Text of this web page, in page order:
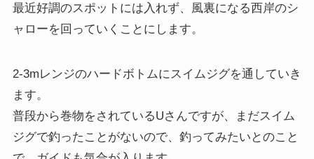
最近好調のスポットには入れず、風裏になる西岸のシ
ャローを回っていくことにします。
2-3mレンジのハードボトムにスイムジグを通していき
ます。
普段から巻物をされているUさんですが、まだスイム
ジグで釣ったことがないので、釣ってみたいとのこと